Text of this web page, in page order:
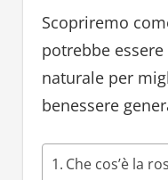
Scopriremo
potrebbe
naturale per
benessere
Che cos’è la